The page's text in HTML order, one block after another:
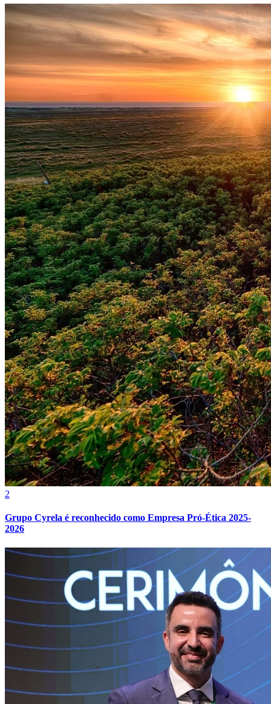
Botafogo
Grêmio
2
Grupo Cyrela é reconhecido como Empresa Pró-Ética 2025-
2026